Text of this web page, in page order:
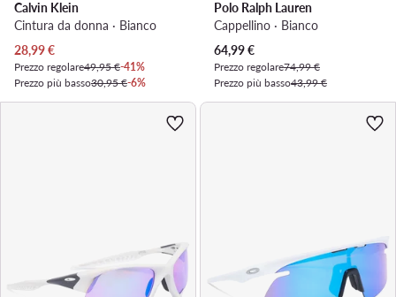
Calvin Klein
Cintura da donna · Bianco
Prezzo attuale
28,99€
Prezzo regolare49,95 €-41%
Prezzo più basso30,95 €-6%
Polo Ralph Lauren
Cappellino · Bianco
Prezzo attuale
64,99€
Prezzo regolare74,99 €
Prezzo più basso43,99 €